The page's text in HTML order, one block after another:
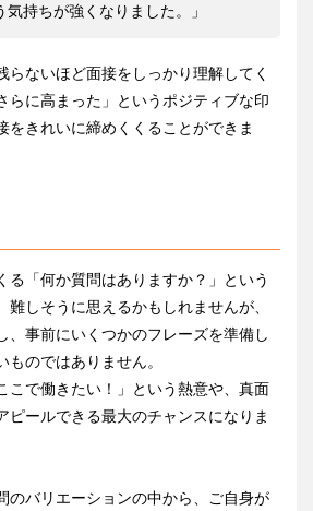
持ちが強くなりました。」
らないほど面接をしっかり理解してく
らに高まった」というポジティブな印
をきれいに締めくくることができま
る「何か質問はありますか？」という
難しそうに思えるかもしれませんが、
、事前にいくつかのフレーズを準備し
のではありません。
こで働きたい！」という熱意や、真面
ピールできる最大のチャンスになりま
のバリエーションの中から、ご自身が